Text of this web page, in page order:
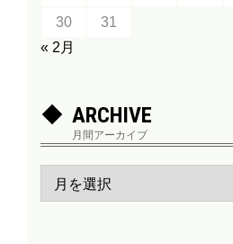
30
31
« 2月
ARCHIVE
月間アーカイブ